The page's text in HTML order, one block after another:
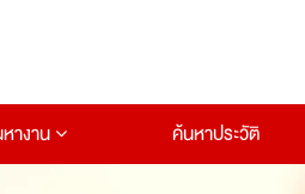
างาน ค้นหาประวัติ